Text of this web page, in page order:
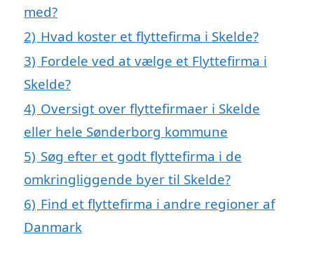
med?
2) Hvad koster et flyttefirma i Skelde?
3) Fordele ved at vælge et Flyttefirma i
Skelde?
4) Oversigt over flyttefirmaer i Skelde
eller hele Sønderborg kommune
5) Søg efter et godt flyttefirma i de
omkringliggende byer til Skelde?
6) Find et flyttefirma i andre regioner af
Danmark